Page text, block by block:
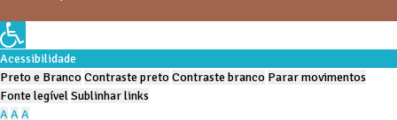
Acessibilidade
Preto e BrancoContraste pretoContraste branco Parar movimentos
Fonte legívelSublinhar links
AAA